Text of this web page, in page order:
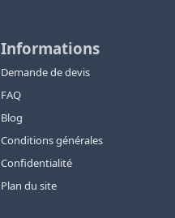
Informations
Demande de devis
FAQ
Blog
Conditions générales
Confidentialité
Plan du site